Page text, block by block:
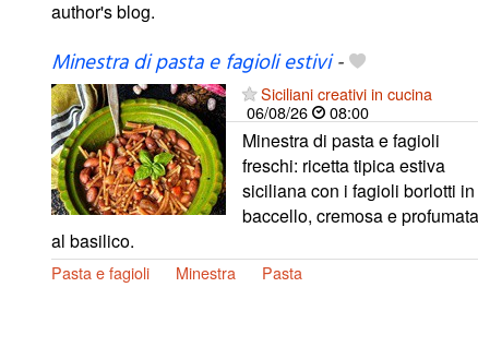
author's blog.
Minestra di pasta e fagioli estivi-
Siciliani creativi in cucina
06/08/26
08:00
Minestra di pasta e fagioli
freschi: ricetta tipica estiva
siciliana con i fagioli borlotti in
baccello, cremosa e profumata
al basilico.
Pasta e fagioli Minestra Pasta